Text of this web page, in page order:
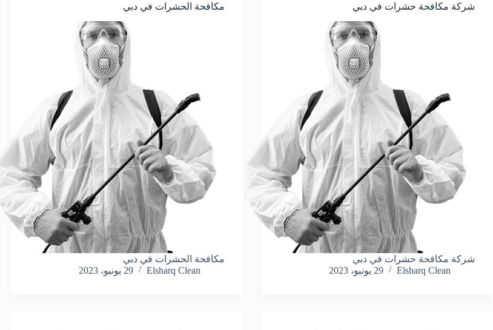
شركة مكافحة حشرات في دبي
شركة مكافحة حشرات في دبي
Elsharq Clean
29 يونيو، 2023
مكافحة الحشرات في دبي
مكافحة الحشرات في دبي
Elsharq Clean
29 يونيو، 2023